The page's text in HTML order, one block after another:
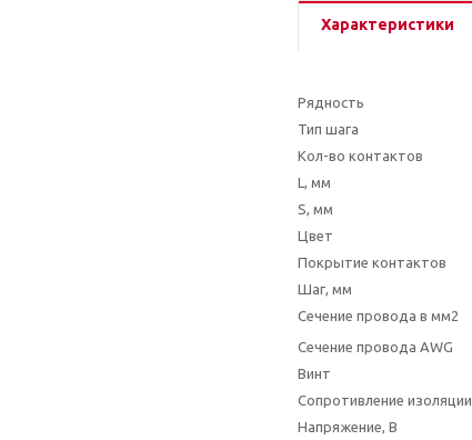
Характеристики
Рядность
Тип шага
Кол-во контактов
L, мм
S, мм
Цвет
Покрытие контактов
Шаг, мм
Сечение провода в мм2
Сечение провода AWG
Винт
Сопротивление изоляции
Напряжение, В